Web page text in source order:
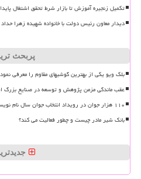
تکمیل زنجیره آموزش تا بازار شرط تحقق اشتغال
دیدار معاون رئیس دولت با خانواده شهیده زهرا
پربحث
بلک ویو یکی از بهترین گوشیهای مقاوم را معرفی نمود
عقب ماندگی مزمن پژوهش و توسعه در صنایع بزرگ
۱۱۰ هزار جوان در رویداد انتخاب جوان سال نام نویسی کردند
بانک شیر مادر چیست و چطور فعالیت می کند؟